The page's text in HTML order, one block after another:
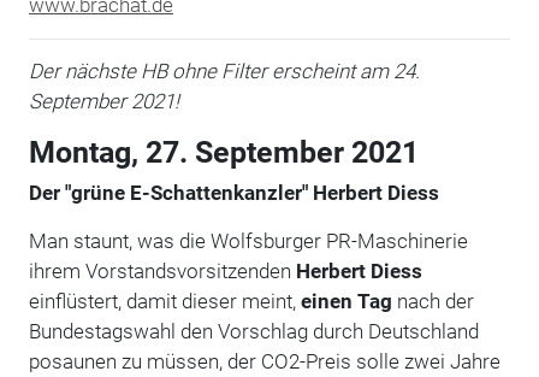
Der nächste HB ohne Filter erscheint am 24.
September 2021!
Montag, 27. September 2021
Der "grüne E-Schattenkanzler" Herbert Diess
Man staunt, was die Wolfsburger PR-Maschinerie
ihrem Vorstandsvorsitzenden Herbert Diess
einflüstert, damit dieser meint, einen Tag nach der
Bundestagswahl den Vorschlag durch Deutschland
posaunen zu müssen, der CO2-Preis solle zwei Jahre